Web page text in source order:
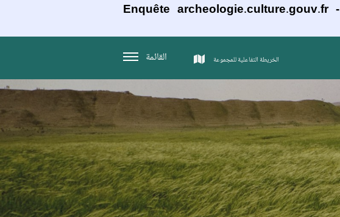
Enquête archeologie.culture.gouv.fr -
الخريطة التفاعلية للمجموعة القائمة